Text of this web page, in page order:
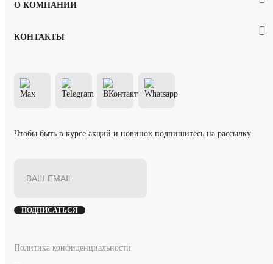
КОНТАКТЫ
О КОМПАНИИ
Чтобы быть в курсе акций и новинок подпишитесь на рассылку
ПОДПИСАТЬСЯ
Политика конфиденциальности